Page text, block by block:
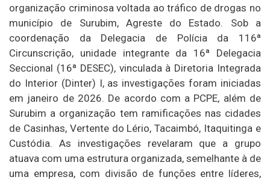
organização criminosa voltada ao tráfico de drogas no
município de Surubim, Agreste do Estado. Sob a
coordenação da Delegacia de Polícia da 116ª
Circunscrição, unidade integrante da 16ª Delegacia
Seccional (16ª DESEC), vinculada à Diretoria Integrada
do Interior (Dinter) I, as investigações foram iniciadas
em janeiro de 2026. De acordo com a PCPE, além de
Surubim a organização tem ramificações nas cidades
de Casinhas, Vertente do Lério, Tacaimbó, Itaquitinga e
Custódia. As investigações revelaram que a grupo
atuava com uma estrutura organizada, semelhante à de
uma empresa, com divisão de funções entre líderes,